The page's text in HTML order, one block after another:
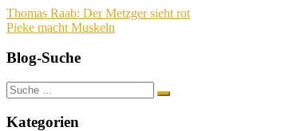
Beitragsnavigation
Thomas Raab: Der Metzger sieht rot
Pieke macht Muskeln
Blog-Suche
Suche
nach:
Kategorien